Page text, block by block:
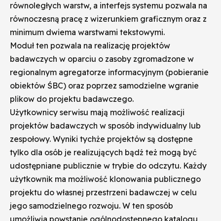
równoległych warstw, a interfejs systemu pozwala na
równoczesną pracę z wizerunkiem graficznym oraz z
minimum dwiema warstwami tekstowymi.
Moduł ten pozwala na realizację projektów
badawczych w oparciu o zasoby zgromadzone w
regionalnym agregatorze informacyjnym (pobieranie
obiektów ŚBC) oraz poprzez samodzielne wgranie
plikow do projektu badawczego.
Użytkownicy serwisu mają możliwość realizacji
projektów badawczych w sposób indywidualny lub
zespołowy. Wyniki tychże projektów są dostępne
tylko dla osób je realizujących bądź też mogą być
udostępniane publicznie w trybie do odczytu. Każdy
użytkownik ma możliwość klonowania publicznego
projektu do własnej przestrzeni badawczej w celu
jego samodzielnego rozwoju. W ten sposób
umożliwia powstanie ogólnodostępnego katalogu